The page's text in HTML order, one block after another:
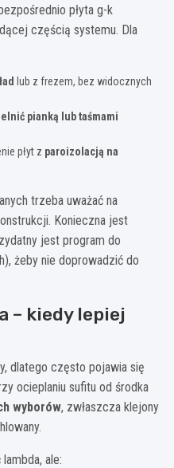
płyta g-k
częścią systemu. Dla
lub z frezem, bez widocznych
pianką lub taśmami
płyt z paroizolacją na
trzeba uważać na
Konieczna jest
jest program do
żeby nie doprowadzić do
– kiedy lepiej
dlatego często pojawia się
ocieplaniu sufitu od środka
wyborów, zwłaszcza klejony
ale: